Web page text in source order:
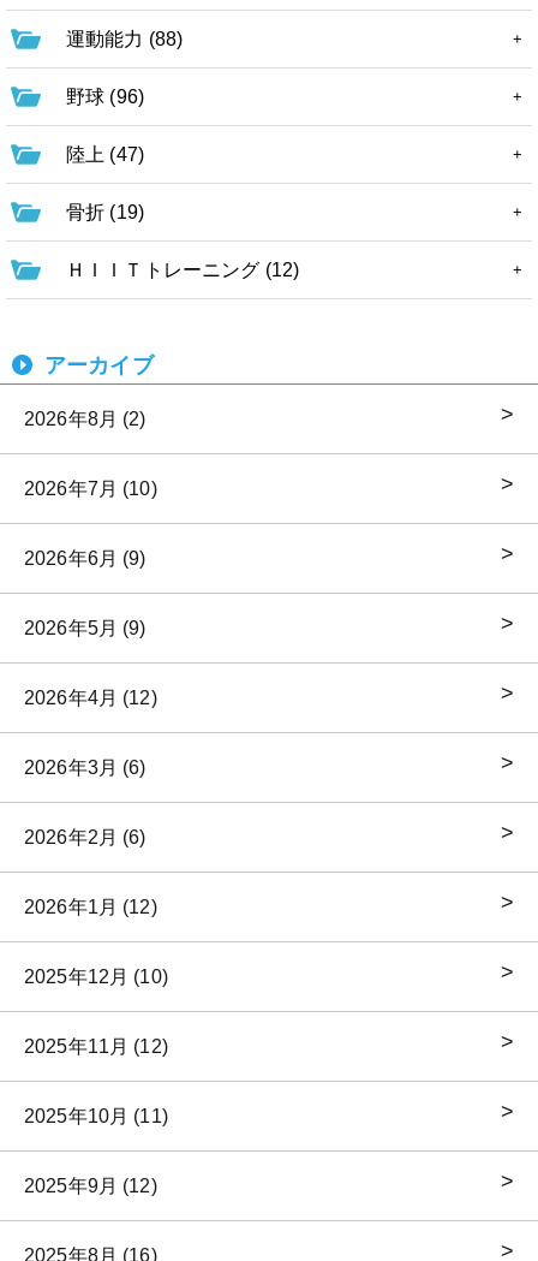
運動能力 (88)
野球 (96)
陸上 (47)
骨折 (19)
ＨＩＩＴトレーニング (12)
アーカイブ
2026年8月 (2)
2026年7月 (10)
2026年6月 (9)
2026年5月 (9)
2026年4月 (12)
2026年3月 (6)
2026年2月 (6)
2026年1月 (12)
2025年12月 (10)
2025年11月 (12)
2025年10月 (11)
2025年9月 (12)
2025年8月 (16)